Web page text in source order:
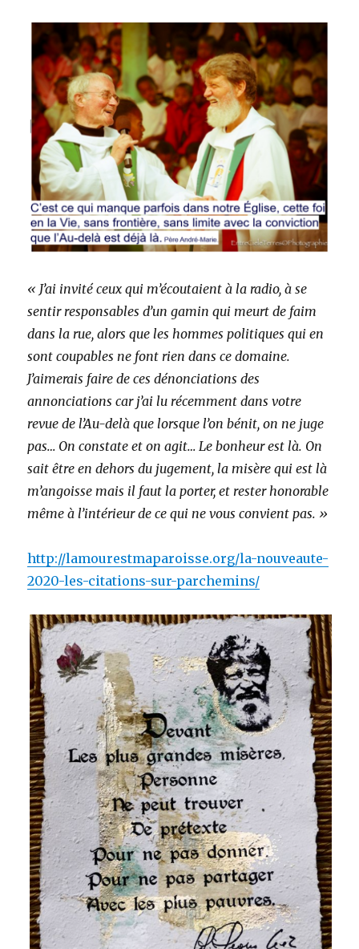
« J’ai invité ceux qui m’écoutaient à la radio, à se
sentir responsables d’un gamin qui meurt de faim
dans la rue, alors que les hommes politiques qui en
sont coupables ne font rien dans ce domaine.
J’aimerais faire de ces dénonciations des
annonciations car j’ai lu récemment dans votre
revue de l’Au-delà que lorsque l’on bénit, on ne juge
pas… On constate et on agit… Le bonheur est là. On
sait être en dehors du jugement, la misère qui est là
m’angoisse mais il faut la porter, et rester honorable
même à l’intérieur de ce qui ne vous convient pas. »
http://lamourestmaparoisse.org/la-nouveaute-
2020-les-citations-sur-parchemins/